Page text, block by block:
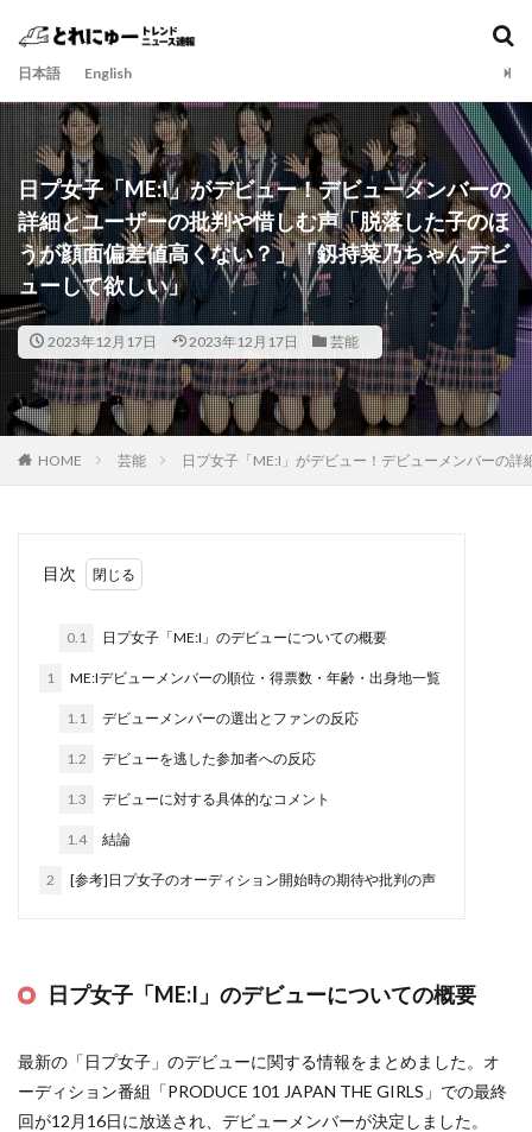
日本語 English
日プ女子「ME:I」がデビュー！デビューメンバーの
詳細とユーザーの批判や惜しむ声「脱落した子のほ
うが顔面偏差値高くない？」「釼持菜乃ちゃんデビ
ューして欲しい」
2023年12月17日 2023年12月17日 芸能
HOME 芸能 日プ女子「ME:I」がデビュー！デビューメンバーの
目次
0.1 日プ女子「ME:I」のデビューについての概要
1 ME:Iデビューメンバーの順位・得票数・年齢・出身地一覧
1.1 デビューメンバーの選出とファンの反応
1.2 デビューを逃した参加者への反応
1.3 デビューに対する具体的なコメント
1.4 結論
2 [参考]日プ女子のオーディション開始時の期待や批判の声
日プ女子「ME:I」のデビューについての概要
最新の「日プ女子」のデビューに関する情報をまとめました。オ
ーディション番組「PRODUCE 101 JAPAN THE GIRLS」での最終
回が12月16日に放送され、デビューメンバーが決定しました​​。